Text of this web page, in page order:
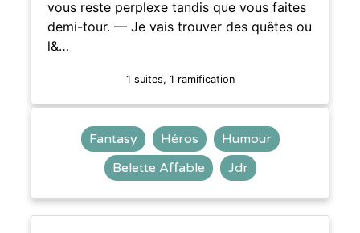
vous reste perplexe tandis que vous faites
demi-tour. — Je vais trouver des quêtes ou
l&…
1 suites, 1 ramification
Fantasy Héros
Humour
Belette Affable
Jdr